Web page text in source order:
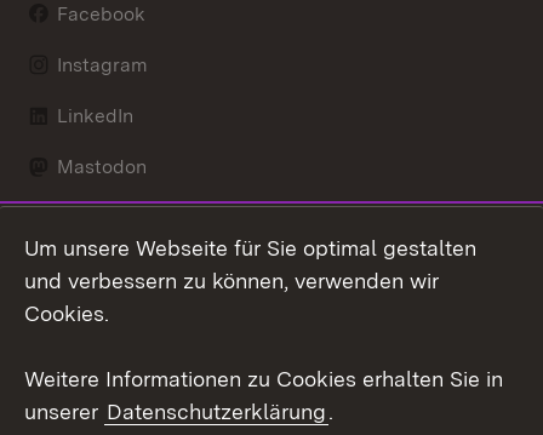
Facebook
Instagram
LinkedIn
Mastodon
X / Twitter
Youtube
Kontakt
Datenschutz
Um unsere Webseite für Sie optimal gestalten
und verbessern zu können, verwenden wir
Cookies.
Weitere Informationen zu Cookies erhalten Sie in
unserer Datenschutzerklärung.